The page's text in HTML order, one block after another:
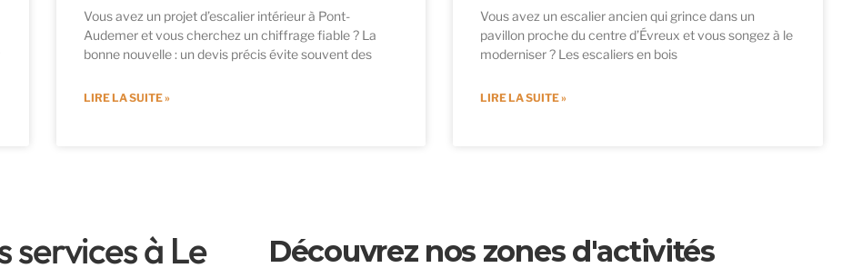
Vous avez un projet d’escalier intérieur à Pont-
Audemer et vous cherchez un chiffrage fiable ? La
bonne nouvelle : un devis précis évite souvent des
LIRE LA SUITE »
Vous avez un escalier ancien qui grince dans un
pavillon proche du centre d’Évreux et vous songez à le
moderniser ? Les escaliers en bois
LIRE LA SUITE »
services à Le Découvrez nos zones d'activités